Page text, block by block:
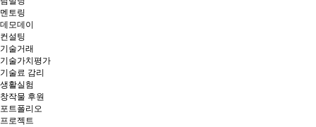
멘토링
데모데이
컨설팅
기술거래
기술가치평가
기술료 감리
생활실험
창작물 후원
포트폴리오
프로젝트